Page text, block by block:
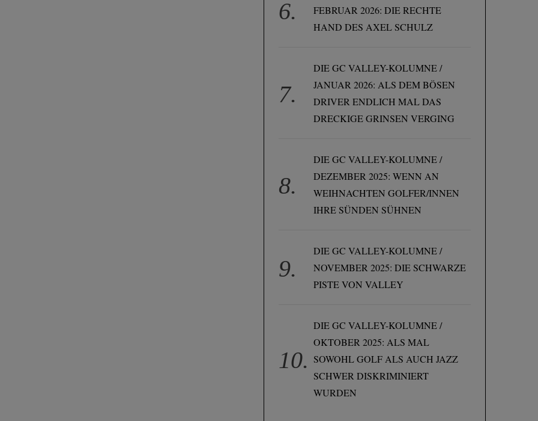
FEBRUAR 2026: DIE RECHTE
HAND DES AXEL SCHULZ
DIE GC VALLEY-KOLUMNE /
JANUAR 2026: ALS DEM BÖSEN
DRIVER ENDLICH MAL DAS
DRECKIGE GRINSEN VERGING
DIE GC VALLEY-KOLUMNE /
DEZEMBER 2025: WENN AN
WEIHNACHTEN GOLFER/INNEN
IHRE SÜNDEN SÜHNEN
DIE GC VALLEY-KOLUMNE /
NOVEMBER 2025: DIE SCHWARZE
PISTE VON VALLEY
DIE GC VALLEY-KOLUMNE /
OKTOBER 2025: ALS MAL
SOWOHL GOLF ALS AUCH JAZZ
SCHWER DISKRIMINIERT
WURDEN